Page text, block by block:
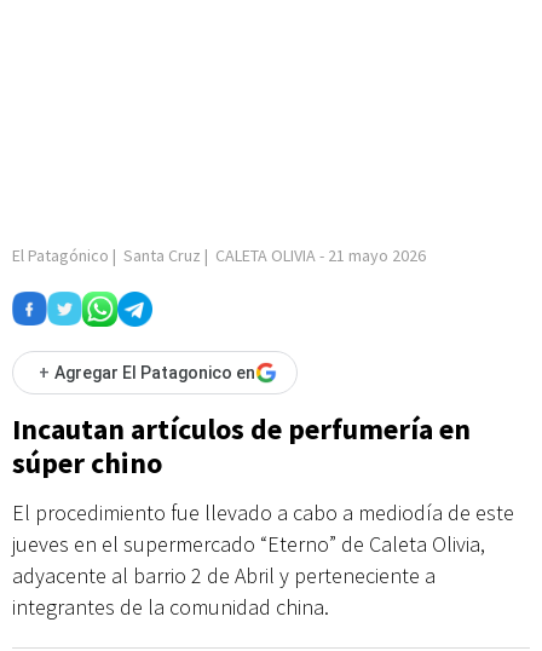
El Patagónico | Santa Cruz | CALETA OLIVIA- 21 mayo 2026
+ Agregar El Patagonico en
Incautan artículos de perfumería en
súper chino
El procedimiento fue llevado a cabo a mediodía de este
jueves en el supermercado “Eterno” de Caleta Olivia,
adyacente al barrio 2 de Abril y perteneciente a
integrantes de la comunidad china.